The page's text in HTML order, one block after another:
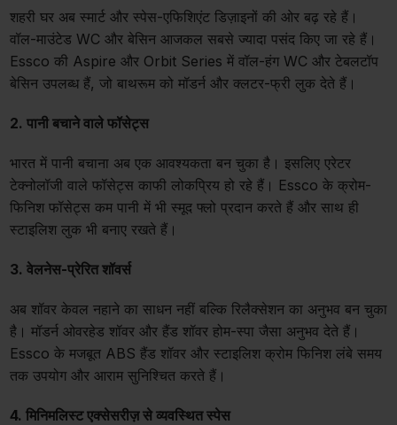
शहरी घर अब स्मार्ट और स्पेस-एफिशिएंट डिज़ाइनों की ओर बढ़ रहे हैं।
वॉल-माउंटेड WC और बेसिन आजकल सबसे ज्यादा पसंद किए जा रहे हैं।
Essco की Aspire और Orbit Series में वॉल-हंग WC और टेबलटॉप
बेसिन उपलब्ध हैं, जो बाथरूम को मॉडर्न और क्लटर-फ्री लुक देते हैं।
2. पानी बचाने वाले फॉसेट्स
भारत में पानी बचाना अब एक आवश्यकता बन चुका है। इसलिए एरेटर
टेक्नोलॉजी वाले फॉसेट्स काफी लोकप्रिय हो रहे हैं। Essco के क्रोम-
फिनिश फॉसेट्स कम पानी में भी स्मूद फ्लो प्रदान करते हैं और साथ ही
स्टाइलिश लुक भी बनाए रखते हैं।
3. वेलनेस-प्रेरित शॉवर्स
अब शॉवर केवल नहाने का साधन नहीं बल्कि रिलैक्सेशन का अनुभव बन चुका
है। मॉडर्न ओवरहेड शॉवर और हैंड शॉवर होम-स्पा जैसा अनुभव देते हैं।
Essco के मजबूत ABS हैंड शॉवर और स्टाइलिश क्रोम फिनिश लंबे समय
तक उपयोग और आराम सुनिश्चित करते हैं।
4. मिनिमलिस्ट एक्सेसरीज़ से व्यवस्थित स्पेस